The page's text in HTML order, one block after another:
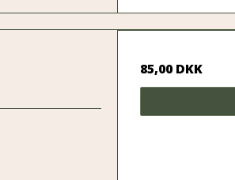
85,00 DKK